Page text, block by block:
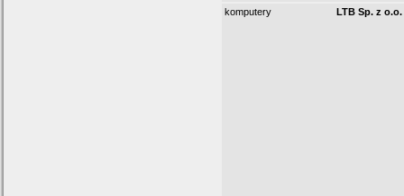
komputery LTB Sp. z o.o.